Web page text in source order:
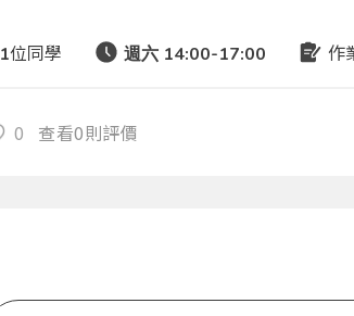
1位同學 週六 14:00-17:00 作
0 查看0則評價